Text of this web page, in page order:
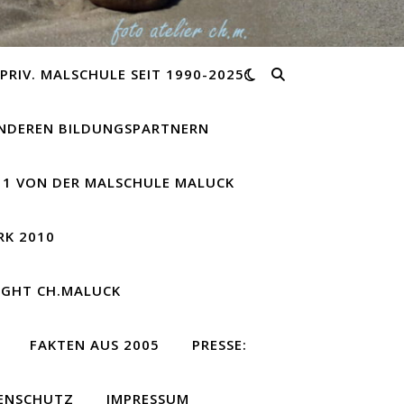
MALSCHULE SEIT 1990-2025:
BILDUNGSPARTNERN
VON DER MALSCHULE MALUCK
2010
CH.MALUCK
FAKTEN AUS 2005 PRESSE:
IMPRESSUM